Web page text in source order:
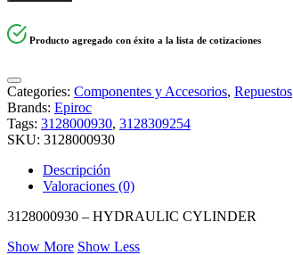
Producto agregado con éxito a la lista de cotizaciones
Categories: Componentes y Accesorios, Repuestos
Brands: Epiroc
Tags: 3128000930, 3128309254
SKU: 3128000930
Descripción
Valoraciones (0)
3128000930 – HYDRAULIC CYLINDER
Show More Show Less